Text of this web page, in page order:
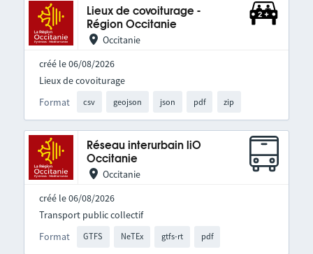
Lieux de covoiturage -
Région Occitanie
Occitanie
créé le 06/08/2026
Format csv geojson json pdf zip
Lieux de covoiturage
Réseau interurbain liO
Occitanie
Occitanie
créé le 06/08/2026
Format GTFS NeTEx gtfs-rt pdf
Transport public collectif